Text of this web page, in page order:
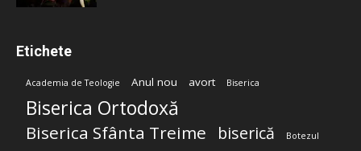
Etichete
Academia de Teologie Anul nou avort Biserica
Biserica Ortodoxă
Biserica Sfânta Treime biserică Botezul